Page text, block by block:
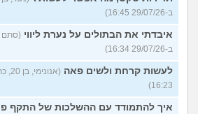
ב-29/07/26 16:45)
איבדתי את הבתולים על נערת ליווי
ב-29/07/26 16:34)
לעשות קרחת ולשים פאה
16:23)
איך להתמודד עם ההשלכות של התקף